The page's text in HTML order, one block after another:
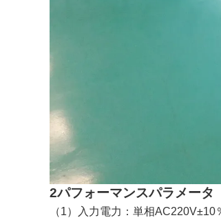
2パフォーマンスパラメータ
（1）入力電力：単相AC220V±10